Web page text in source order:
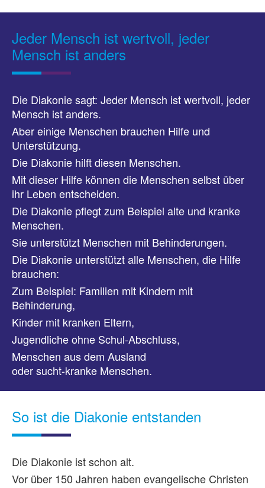
Jeder Mensch ist wertvoll, jeder
Mensch ist anders
Die Diakonie sagt: Jeder Mensch ist wertvoll, jeder
Mensch ist anders.
Aber einige Menschen brauchen Hilfe und
Unterstützung.
Die Diakonie hilft diesen Menschen.
Mit dieser Hilfe können die Menschen selbst über
ihr Leben entscheiden.
Die Diakonie pflegt zum Beispiel alte und kranke
Menschen.
Sie unterstützt Menschen mit Behinderungen.
Die Diakonie unterstützt alle Menschen, die Hilfe
brauchen:
Zum Beispiel: Familien mit Kindern mit
Behinderung,
Kinder mit kranken Eltern,
Jugendliche ohne Schul-Abschluss,
Menschen aus dem Ausland
oder sucht-kranke Menschen.
So ist die Diakonie entstanden
Die Diakonie ist schon alt.
Vor über 150 Jahren haben evangelische Christen